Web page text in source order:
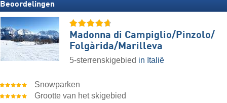
Beoordelingen
Madonna di Campiglio/​Pinzolo/​
Folgàrida/​Marilleva
5-sterrenskigebied in Italië
Snowparken
Grootte van het skigebied